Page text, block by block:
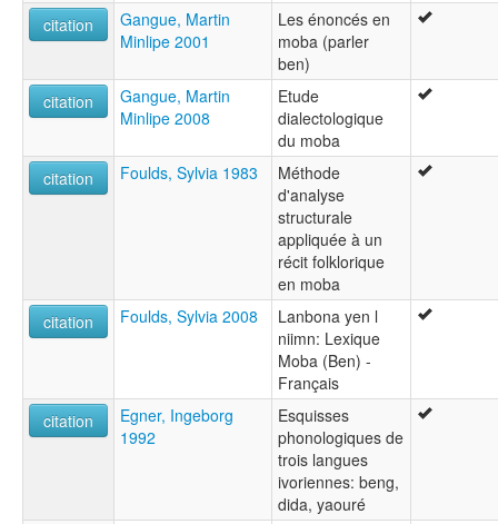
citation
Gangue, Martin
Minlipe 2001
Les énoncés en
moba (parler
ben)
citation
Gangue, Martin
Minlipe 2008
Etude
dialectologique
du moba
citation
Foulds, Sylvia 1983
Méthode
d'analyse
structurale
appliquée à un
récit folklorique
en moba
citation
Foulds, Sylvia 2008
Lanbona yen l
niimn: Lexique
Moba (Ben) -
Français
citation
Egner, Ingeborg
1992
Esquisses
phonologiques de
trois langues
ivoriennes: beng,
dida, yaouré